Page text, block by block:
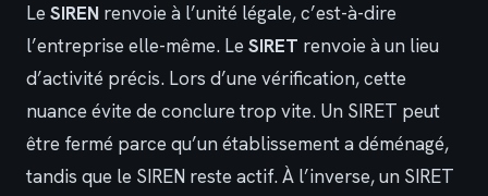
Le SIREN renvoie à l’unité légale, c’est-à-dire
l’entreprise elle-même. Le SIRET renvoie à un lieu
d’activité précis. Lors d’une vérification, cette
nuance évite de conclure trop vite. Un SIRET peut
être fermé parce qu’un établissement a déménagé,
tandis que le SIREN reste actif. À l’inverse, un SIRET